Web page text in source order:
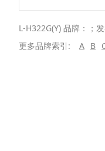
L-H322G(Y) 品牌：；
更多品牌索引:
A B